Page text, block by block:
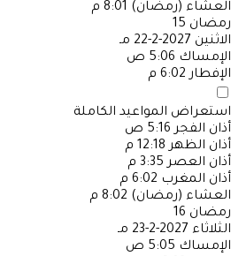
العشاء (رمضان) 8:01 م
رمضان 15
الاثنين 2027-2-22 مـ
الإمساك 5:06 ص
الإفطار 6:02 م
استعراض المواعيد الكاملة
أذان الفجر 5:16 ص
أذان الظهر 12:18 م
أذان العصر 3:35 م
أذان المغرب 6:02 م
العشاء (رمضان) 8:02 م
رمضان 16
الثلاثاء 2027-2-23 مـ
الإمساك 5:05 ص